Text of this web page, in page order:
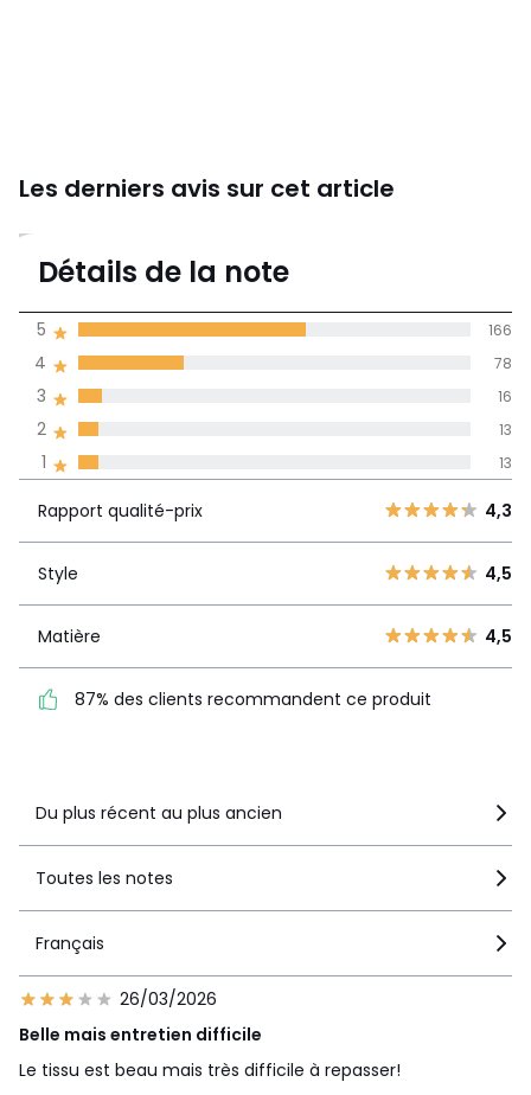
Les derniers avis sur cet article
4,3
moyenne des avis
dans toutes les
1 13
2
3 16
4
5 4,3
recommandent ce produit
Détails de la note
1 13
2 13
3 16
4 78
5 166
Rapport qualité-prix 4,3
Style 4,5
Matière 4,5
87% des clients recommandent ce produit
Du plus récent au plus ancien
Toutes les notes
Français
26/03/2026
Belle mais entretien difficile
Le tissu est beau mais très difficile à repasser!